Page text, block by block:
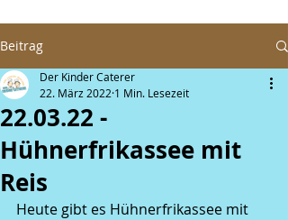
Beitrag
22.03.22 -
Hühnerfrikassee mit
Reis
Der Kinder Caterer
22. März 2022 1 Min. Lesezeit
Heute gibt es Hühnerfrikassee mit